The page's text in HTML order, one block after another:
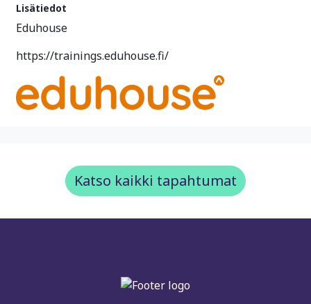
Lisätiedot
Eduhouse
https://trainings.eduhouse.fi/
Katso kaikki tapahtumat